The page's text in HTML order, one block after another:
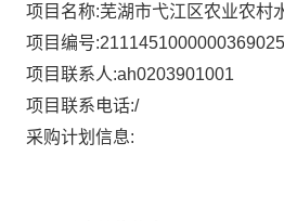
项目名称:芜湖市弋江区农业农村
项目编号:2111451000000369025
项目联系人:ah0203901001
项目联系电话:/
采购计划信息: